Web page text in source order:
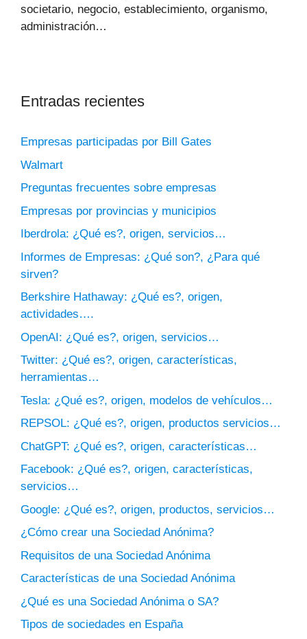
societario, negocio, establecimiento, organismo,
administración…
Entradas recientes
Empresas participadas por Bill Gates
Walmart
Preguntas frecuentes sobre empresas
Empresas por provincias y municipios
Iberdrola: ¿Qué es?, origen, servicios…
Informes de Empresas: ¿Qué son?, ¿Para qué
sirven?
Berkshire Hathaway: ¿Qué es?, origen,
actividades….
OpenAI: ¿Qué es?, origen, servicios…
Twitter: ¿Qué es?, origen, características,
herramientas…
Tesla: ¿Qué es?, origen, modelos de vehículos…
REPSOL: ¿Qué es?, origen, productos servicios…
ChatGPT: ¿Qué es?, origen, características…
Facebook: ¿Qué es?, origen, características,
servicios…
Google: ¿Qué es?, origen, productos, servicios…
¿Cómo crear una Sociedad Anónima?
Requisitos de una Sociedad Anónima
Características de una Sociedad Anónima
¿Qué es una Sociedad Anónima o SA?
Tipos de sociedades en España